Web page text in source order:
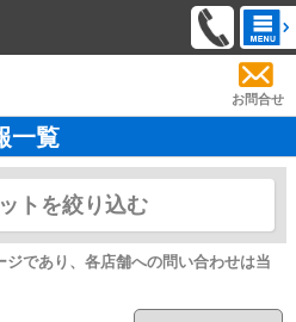
お問合せ
一覧
トを絞り込む
であり、各店舗への問い合わせは当